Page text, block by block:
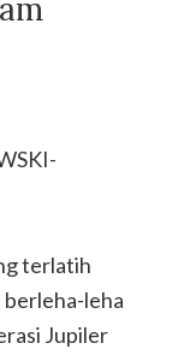
terlatih
berleha-leha
Jupiler